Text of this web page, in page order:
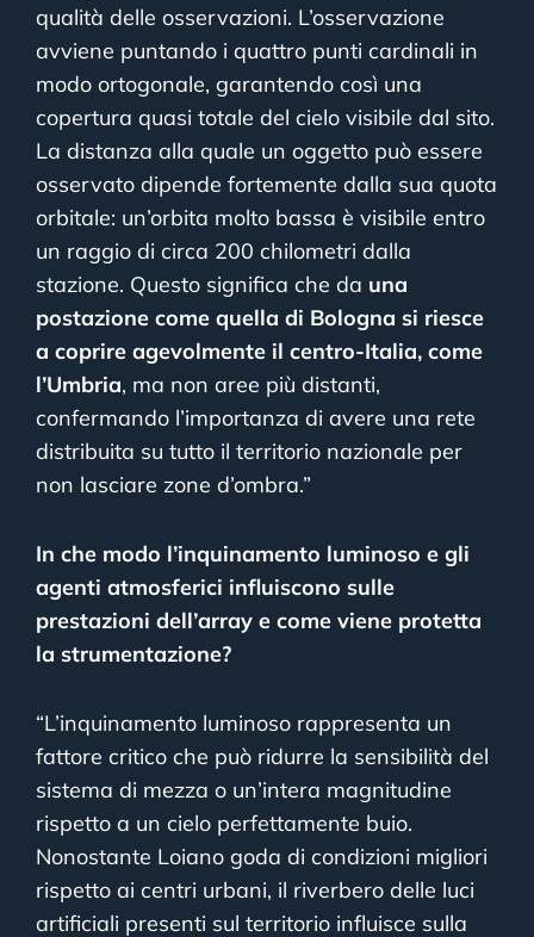
qualità delle osservazioni. L’osservazione
avviene puntando i quattro punti cardinali in
modo ortogonale, garantendo così una
copertura quasi totale del cielo visibile dal sito.
La distanza alla quale un oggetto può essere
osservato dipende fortemente dalla sua quota
orbitale: un’orbita molto bassa è visibile entro
un raggio di circa 200 chilometri dalla
stazione. Questo significa che da una
postazione come quella di Bologna si riesce
a coprire agevolmente il centro-Italia, come
l’Umbria, ma non aree più distanti,
confermando l’importanza di avere una rete
distribuita su tutto il territorio nazionale per
non lasciare zone d’ombra.”
In che modo l’inquinamento luminoso e gli
agenti atmosferici influiscono sulle
prestazioni dell’array e come viene protetta
la strumentazione?
“L’inquinamento luminoso rappresenta un
fattore critico che può ridurre la sensibilità del
sistema di mezza o un’intera magnitudine
rispetto a un cielo perfettamente buio.
Nonostante Loiano goda di condizioni migliori
rispetto ai centri urbani, il riverbero delle luci
artificiali presenti sul territorio influisce sulla